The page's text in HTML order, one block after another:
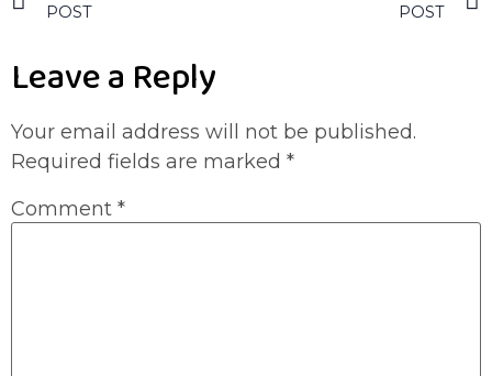
POST
POST
Leave a Reply
Your email address will not be published.
Required fields are marked *
Comment *